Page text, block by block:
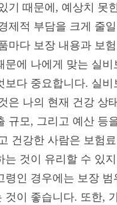
기 때문에, 예상치 못
제적 부담을 크게 줄
마다 보장 내용과 보
문에 나에게 맞는 실비
보다 중요합니다. 실비
은 나의 현재 건강 상
규모, 그리고 예산 등
건강한 사람은 보험
는 것이 유리할 수 있
령인 경우에는 보장 범
것이 좋습니다. 또한,